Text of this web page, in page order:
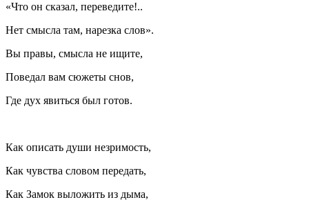
«Что он сказал, переведите!..
Нет смысла там, нарезка слов».
Вы правы, смысла не ищите,
Поведал вам сюжеты снов,
Где дух явиться был готов.
Как описать души незримость,
Как чувства словом передать,
Как Замок выложить из дыма,